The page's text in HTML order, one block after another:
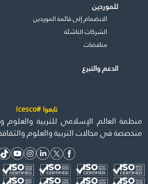
للموردين
الانضمام إلى قائمة الموردين
الشركات الناشئة
مناقصات
الدعم والتبرع
تابعوا #icesco
منظمة العالم الإسلامي للتربية والعلوم
متخصصة في مجالات التربية والعلوم